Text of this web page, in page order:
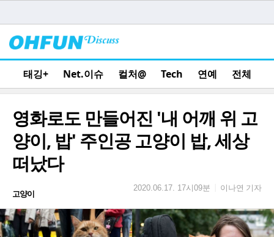
태깅+ Net.이슈 컬처@ Tech 연예 전체
영화로도 만들어진 '내 어깨 위 고
양이, 밥' 주인공 고양이 밥, 세상
떠났다
고양이
2020.06.17. 17시09분 이나연 기자